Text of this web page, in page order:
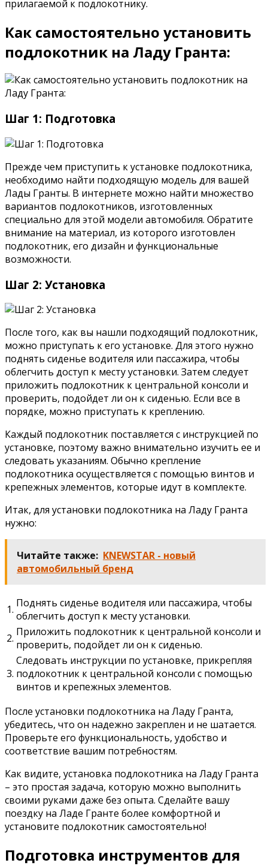
прилагаемой к подлокотнику.
Как самостоятельно установить
подлокотник на Ладу Гранта:
Шаг 1: Подготовка
Прежде чем приступить к установке подлокотника,
необходимо найти подходящую модель для вашей
Лады Гранты. В интернете можно найти множество
вариантов подлокотников, изготовленных
специально для этой модели автомобиля. Обратите
внимание на материал, из которого изготовлен
подлокотник, его дизайн и функциональные
возможности.
Шаг 2: Установка
После того, как вы нашли подходящий подлокотник,
можно приступать к его установке. Для этого нужно
поднять сиденье водителя или пассажира, чтобы
облегчить доступ к месту установки. Затем следует
приложить подлокотник к центральной консоли и
проверить, подойдет ли он к сиденью. Если все в
порядке, можно приступать к креплению.
Каждый подлокотник поставляется с инструкцией по
установке, поэтому важно внимательно изучить ее и
следовать указаниям. Обычно крепление
подлокотника осуществляется с помощью винтов и
крепежных элементов, которые идут в комплекте.
Итак, для установки подлокотника на Ладу Гранта
нужно:
Читайте также: KNEWSTAR - новый
автомобильный бренд
1. Поднять сиденье водителя или пассажира, чтобы
облегчить доступ к месту установки.
2. Приложить подлокотник к центральной консоли и
проверить, подойдет ли он к сиденью.
3.
Следовать инструкции по установке, прикрепляя
подлокотник к центральной консоли с помощью
винтов и крепежных элементов.
После установки подлокотника на Ладу Гранта,
убедитесь, что он надежно закреплен и не шатается.
Проверьте его функциональность, удобство и
соответствие вашим потребностям.
Как видите, установка подлокотника на Ладу Гранта
– это простая задача, которую можно выполнить
своими руками даже без опыта. Сделайте вашу
поездку на Ладе Гранте более комфортной и
установите подлокотник самостоятельно!
Подготовка инструментов для